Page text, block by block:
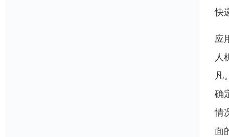
快
应
人
凡
确
情
面